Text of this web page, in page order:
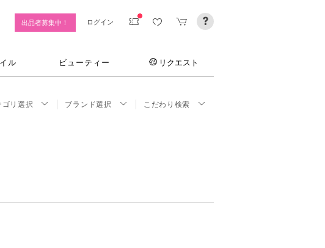
出品者募集中！ ログイン
ル ビューティー リクエスト
ゴリ選択 ブランド選択 こだわり検索